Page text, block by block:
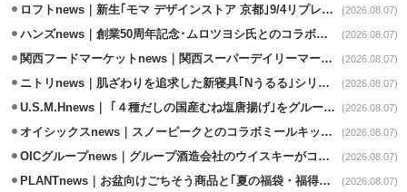
ロフトnews｜新生｢モマ デザインストア 京都｣9/4リプレイスオープン (2026.08.07)
ハンズnews｜創業50周年記念･ムロツヨシ氏とのコラボ企画｢ムロハンズ｣開催 (2026.08.07)
関西フードマーケットnews｜関西スーパーデイリーマート蒲生店8/7改装 (2026.08.07)
ニトリnews｜肌ざわりを追求した新寝具｢Nうるる｣シリーズを発売 (2026.08.07)
U.S.M.Hnews｜ ｢４種だしの国産むね塩唐揚げ｣をグループ610店で共同販促 (2026.08.07)
オイシックスnews｜スノーピークとのコラボミールキット8/13発売 (2026.08.07)
OICグループnews｜グループ酒造会社のウイスキーがコンペティション受賞 (2026.08.07)
PLANTnews｜お盆向けごちそう商品と｢夏の福袋・福得カート｣8/8から開催 (2026.08.07)